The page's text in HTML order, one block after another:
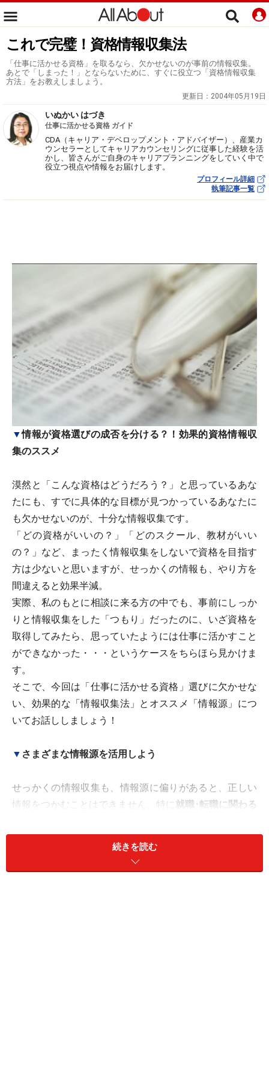
これで完璧！資格情報収集法
「仕事に活かせる資格」を取るなら、欠かせないのが事前の情報収集。
あとで「しまった！」とならないために、すぐに役立つ「資格情報収集
方法」をお教えしましょう。
更新日： 2004年05月19日
いぬかい はづき
仕事に活かせる資格 ガイド
CDA（キャリア・デベロップメント・アドバイザー）、産業カ
ウンセラーとしてキャリアカウンセリングに従事した経験を活
かし、皆さんがご自身のキャリアプランニングをしていく中で
役立つ視点や情報をお届けします。
プロフィール詳細
執筆記事一覧
▼情報が資格選びの成否を分ける？！効果的資格情報収
集のススメ
漠然と「こんな資格はどうだろう？」と思っているあな
たにも、すでに具体的な目標が見つかっているあなたに
も欠かせないのが、十分な情報収集です。
「どの資格がいいの？」「どのスクール、教材がいい
の？」など、まったく情報収集をしないで資格を目指す
方は少ないと思いますが、せっかくの情報も、やり方を
間違えると効果半減。
実際、私のもとに相談に来る方の中でも、事前にしっか
りと情報収集をした「つもり」だったのに、いざ資格を
取得してみたら、思っていたようには仕事に活かすこと
ができなかった・・・というケースをちらほら見かけま
す。
そこで、今回は「仕事に活かせる資格」選びに欠かせな
い、効果的な「情報収集法」とオススメ「情報源」につ
いてお話ししましょう！
▼ さまざまな情報源を活用しよう
せっかくの情報収集も、情報源に偏りがあると、正しい
情報をつかむことはできません。特に 就職･転職に関わる
られた情報に踊らされるのではなく、さまざまな情報源
を活用して幅広い情報を集め、情報の精度をきちんと吟
続きを読む